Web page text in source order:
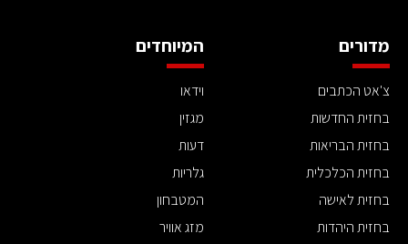
מדורים
צ'אט הכתבים
בחזית החדשות
בחזית הבריאות
בחזית הכלכלית
בחזית לאישה
בחזית היהדות
המיוחדים
וידאו
מגזין
דעות
גלריות
המטבחון
מזג אוויר